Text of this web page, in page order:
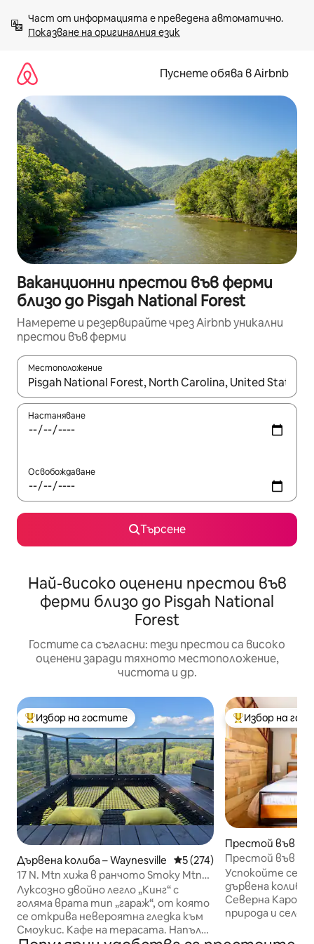
към
съдържанието
Показване на оригиналния език
Пуснете обява в Airbnb
Ваканционни престои във ферми
близо до Pisgah National Forest
Намерете и резервирайте чрез Airbnb уникални
престои във ферми
Местоположение
Когато резултатите се покажат, използвайте
Настаняване
Освобождаване
Търсене
Най-високо оценени престои във
ферми близо до Pisgah National
Forest
Гостите са съгласни: тези престои са високо
оценени заради тяхното местоположение,
чистота и др.
Най-популярен избор на гостите
Избор на гостите
Дървена колиба – Waynesville Средна оценка: 5 от 5,
5 (274)
17 N. Mtn хижа в ранчото Smoky Mtn
River
Луксозно двойно легло „Кинг“ с
голяма врата тип „гараж“, от която
се открива невероятна гледка към
Смоукис. Кафе на терасата. Напълно
Най-популярен
Избор на
Престой във
rings
Престой във
със сауна
Успокойте се в
дървена колиба
Северна
природа и
простира на 30